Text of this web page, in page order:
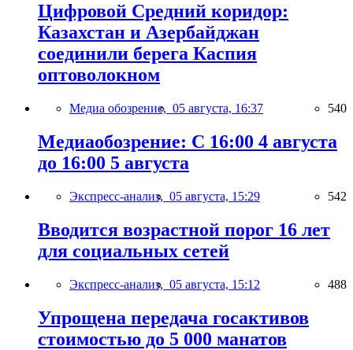
Цифровой Средний коридор:
Казахстан и Азербайджан
соединили берега Каспия
оптоволокном
Медиа обозрение, 05 августа, 16:37 540
Медиаобозрение: С 16:00 4 августа
до 16:00 5 августа
Экспресс-анализ, 05 августа, 15:29 542
Вводится возрастной порог 16 лет
для социальных сетей
Экспресс-анализ, 05 августа, 15:12 488
Упрощена передача госактивов
стоимостью до 5 000 манатов